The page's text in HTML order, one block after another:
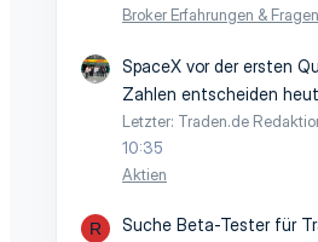
Broker Erfahrungen & Fragen
SpaceX vor der ersten
Zahlen entscheiden
Letzter: Traden.de
10:35
Aktien
R Suche Beta-Tester für